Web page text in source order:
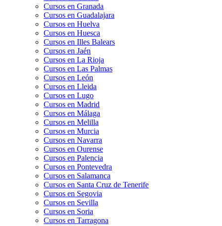
Cursos en Granada
Cursos en Guadalajara
Cursos en Huelva
Cursos en Huesca
Cursos en Illes Balears
Cursos en Jaén
Cursos en La Rioja
Cursos en Las Palmas
Cursos en León
Cursos en Lleida
Cursos en Lugo
Cursos en Madrid
Cursos en Málaga
Cursos en Melilla
Cursos en Murcia
Cursos en Navarra
Cursos en Ourense
Cursos en Palencia
Cursos en Pontevedra
Cursos en Salamanca
Cursos en Santa Cruz de Tenerife
Cursos en Segovia
Cursos en Sevilla
Cursos en Soria
Cursos en Tarragona